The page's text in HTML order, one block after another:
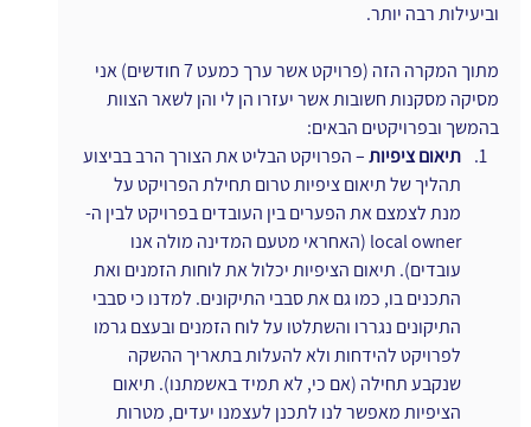
וביעילות רבה יותר.
מתוך המקרה הזה (פרויקט אשר ערך כמעט 7 חודשים) אני
מסיקה מסקנות חשובות אשר יעזרו הן לי והן לשאר הצוות
בהמשך ובפרויקטים הבאים:
תיאום ציפיות – הפרויקט הבליט את הצורך הרב בביצוע
תהליך של תיאום ציפיות טרום תחילת הפרויקט על
מנת לצמצם את הפערים בין העובדים בפרויקט לבין ה-
local owner (האחראי מטעם המדינה מולה אנו
עובדים). תיאום הציפיות יכלול את לוחות הזמנים ואת
התכנים בו, כמו גם את סבבי התיקונים. למדנו כי סבבי
התיקונים נגררו והשתלטו על לוח הזמנים ובעצם גרמו
לפרויקט להידחות ולא להעלות בתאריך ההשקה
שנקבע תחילה (אם כי, לא תמיד באשמתנו). תיאום
הציפיות מאפשר לנו לתכנן לעצמנו יעדים, מטרות